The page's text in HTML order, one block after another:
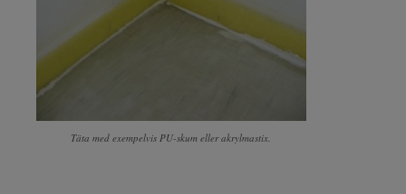
Täta med exempelvis PU-skum eller akrylmastix.